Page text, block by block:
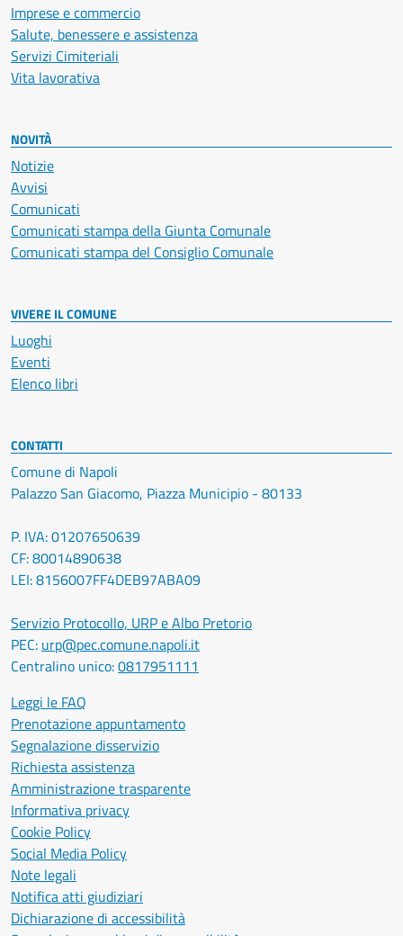
Imprese e commercio
Salute, benessere e assistenza
Servizi Cimiteriali
Vita lavorativa
NOVITÀ
Notizie
Avvisi
Comunicati
Comunicati stampa della Giunta Comunale
Comunicati stampa del Consiglio Comunale
VIVERE IL COMUNE
Luoghi
Eventi
Elenco libri
CONTATTI
Comune di Napoli
Palazzo San Giacomo, Piazza Municipio - 80133
P. IVA: 01207650639
CF: 80014890638
LEI: 8156007FF4DEB97ABA09
Servizio Protocollo, URP e Albo Pretorio
PEC: urp@pec.comune.napoli.it
Centralino unico:0817951111
Leggi le FAQ
Prenotazione appuntamento
Segnalazione disservizio
Richiesta assistenza
Amministrazione trasparente
Informativa privacy
Cookie Policy
Social Media Policy
Note legali
Notifica atti giudiziari
Dichiarazione di accessibilità